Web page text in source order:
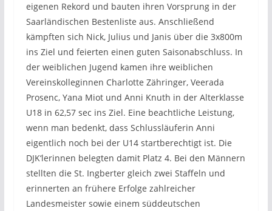
eigenen Rekord und bauten ihren Vorsprung in der
Saarländischen Bestenliste aus. Anschließend
kämpften sich Nick, Julius und Janis über die 3x800m
ins Ziel und feierten einen guten Saisonabschluss. In
der weiblichen Jugend kamen ihre weiblichen
Vereinskolleginnen Charlotte Zähringer, Veerada
Prosenc, Yana Miot und Anni Knuth in der Alterklasse
U18 in 62,57 sec ins Ziel. Eine beachtliche Leistung,
wenn man bedenkt, dass Schlussläuferin Anni
eigentlich noch bei der U14 startberechtigt ist. Die
DJK‘lerinnen belegten damit Platz 4. Bei den Männern
stellten die St. Ingberter gleich zwei Staffeln und
erinnerten an frühere Erfolge zahlreicher
Landesmeister sowie einem süddeutschen